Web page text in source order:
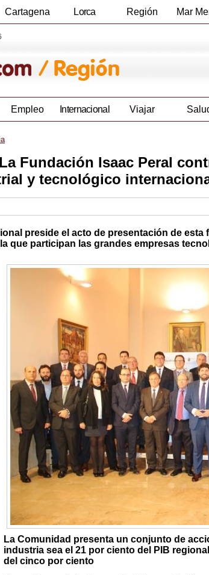
Cartagena Lorca Región Mar
Empleo Internacional Viajar
Fundación Isaac Peral
y tecnológico
preside el acto de presentación de
que participan las grandes empresas
La Comunidad presenta un conjunto de
industria sea el 21 por ciento del PIB
del cinco por ciento